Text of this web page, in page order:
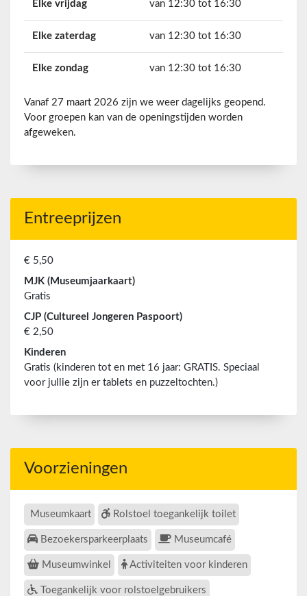
Elke vrijdag van 12:30 tot 16:30
Elke zaterdag van 12:30 tot 16:30
Elke zondag van 12:30 tot 16:30
Vanaf 27 maart 2026 zijn we weer dagelijks geopend.
Voor groepen kan van de openingstijden worden
afgeweken.
Entreeprijzen
€ 5,50
MJK (Museumjaarkaart)
Gratis
CJP (Cultureel Jongeren Paspoort)
€ 2,50
Kinderen
Gratis (kinderen tot en met 16 jaar: GRATIS. Speciaal
voor jullie zijn er tablets en puzzeltochten.)
Voorzieningen
Museumkaart Rolstoel toegankelijk toilet
Bezoekersparkeerplaats Museumcafé
Museumwinkel Activiteiten voor kinderen
Toegankelijk voor rolstoelgebruikers